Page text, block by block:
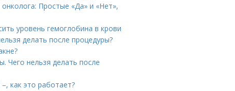
Простые «Да» и «Нет»,
уровень гемоглобина в крови
делать после процедуры?
Чего нельзя делать после
как это работает?